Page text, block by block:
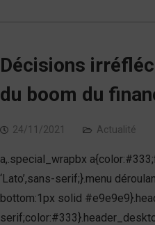
Décisions
du boom du
24/11/2021 Actualité
a,.special_wrapbx
‘Lato’,sans-serif;}.menu
bottom:1px solid